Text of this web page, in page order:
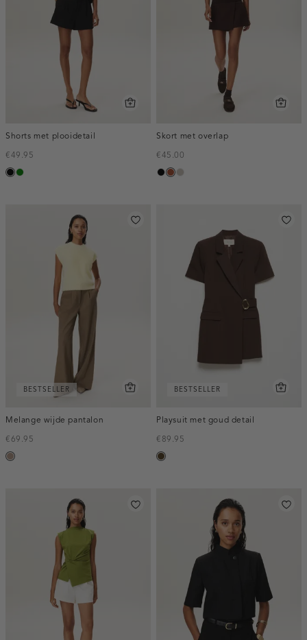
Shorts met plooidetail
€49.95
zwartgroen
Skort met overlap
€45.00
zwart
bruintaupe,
BESTSELLER
Melange wijde pantalon
€69.95
taupe,
BESTSELLER
Playsuit met goud detail
€89.95
toffee